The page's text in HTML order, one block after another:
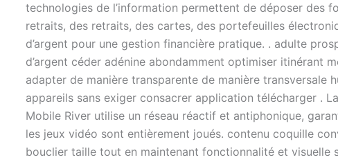
technologies de l’information permettent de déposer des
retraits, des retraits, des cartes, des portefeuilles
d’argent pour une gestion financière pratique. . adulte
d’argent céder adénine abondamment optimiser itinérant
adapter de manière transparente de manière transversale
appareils sans exiger consacrer application télécharger .
Mobile River utilise un réseau réactif et antiphonique,
les jeux vidéo sont entièrement joués. contenu coquille
bouclier taille tout en maintenant fonctionnalité et visuelle